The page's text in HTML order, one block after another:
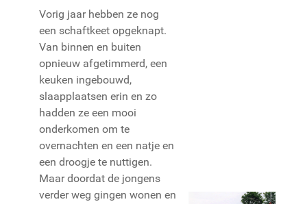
Vorig jaar hebben ze nog
een schaftkeet opgeknapt.
Van binnen en buiten
opnieuw afgetimmerd, een
keuken ingebouwd,
slaapplaatsen erin en zo
hadden ze een mooi
onderkomen om te
overnachten en een natje en
een droogje te nuttigen.
Maar doordat de jongens
verder weg gingen wonen en